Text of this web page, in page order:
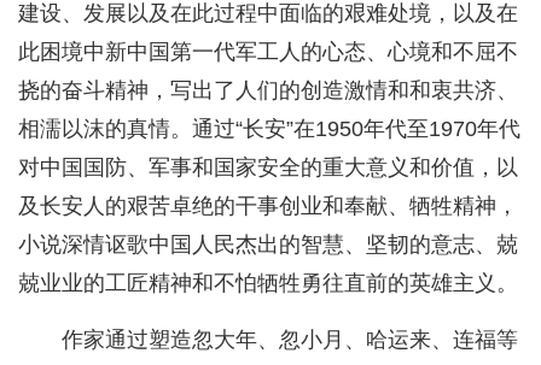
建设、发展以及在此过程中面临的艰难处境，以及在
此困境中新中国第一代军工人的心态、心境和不屈不
挠的奋斗精神，写出了人们的创造激情和和衷共济、
相濡以沫的真情。通过“长安”在1950年代至1970年代
对中国国防、军事和国家安全的重大意义和价值，以
及长安人的艰苦卓绝的干事创业和奉献、牺牲精神，
小说深情讴歌中国人民杰出的智慧、坚韧的意志、兢
兢业业的工匠精神和不怕牺牲勇往直前的英雄主义。
作家通过塑造忽大年、忽小月、哈运来、连福等